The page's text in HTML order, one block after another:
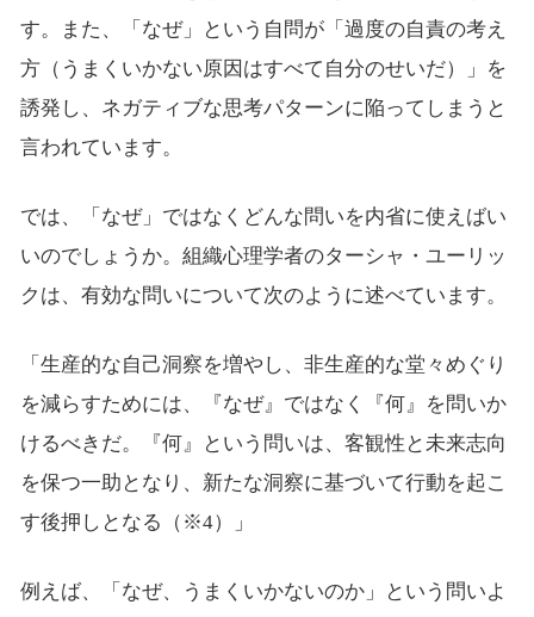
す。また、「なぜ」という自問が「過度の自責の考え
方（うまくいかない原因はすべて自分のせいだ）」を
誘発し、ネガティブな思考パターンに陥ってしまうと
言われています。
では、「なぜ」ではなくどんな問いを内省に使えばい
いのでしょうか。組織心理学者のターシャ・ユーリッ
クは、有効な問いについて次のように述べています。
「生産的な自己洞察を増やし、非生産的な堂々めぐり
を減らすためには、『なぜ』ではなく『何』を問いか
けるべきだ。『何』という問いは、客観性と未来志向
を保つ一助となり、新たな洞察に基づいて行動を起こ
す後押しとなる（※4）」
例えば、「なぜ、うまくいかないのか」という問いよ